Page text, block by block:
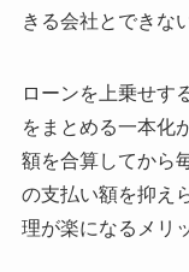
きる会社とできな
ローンを上乗せす
をまとめる一本化
額を合算してから
の支払い額を抑え
理が楽になるメリ